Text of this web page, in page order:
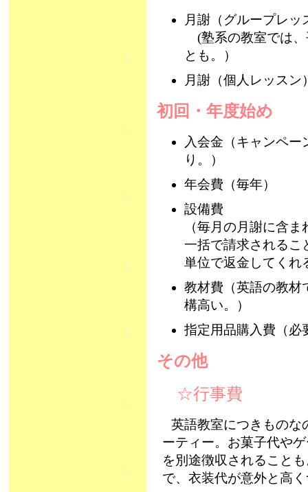
月謝（グループレッ
(塾系の教室では、
とも。）
月謝（個人レッスン
初回・年度始め
入会金（キャンペ
り。）
年会費（毎年）
設備費
（毎月の月謝に含
一括で請求されるこ
単位で返金してくれ
教材費（英語の教材
構高い。）
指定用品購入費（必
その他
☆行事費
英語教室につきものな
ーティー。お菓子代や
を別途徴収されること
で、衣装代が意外と高